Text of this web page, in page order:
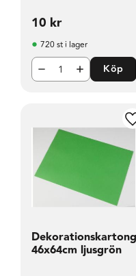
10 kr
720 st i lager
Köp
Dekorationskartong
46x64cm ljusgrön